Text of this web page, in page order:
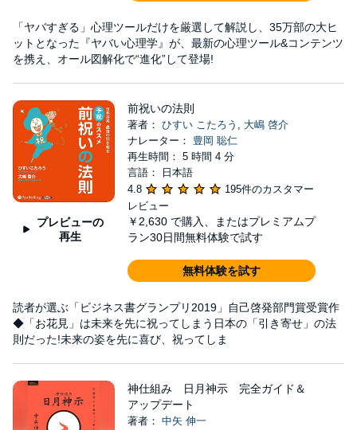
「ヤバすぎる」心理ツールだけを厳選して解説し、35万部の大ヒ
ットとなった『ヤバい心理学』が、最新の心理ツール&コンテンツ
を携え、オール図解化で“進化”して登場!
プレビューの
再生
前祝いの法則
著者： ひすい こたろう , 大嶋 啓介
ナレーター： 豊岡 聡仁
再生時間： 5 時間 4 分
言語： 日本語
4.8
195件のカスタマー
レビュー
￥2,630 で購入、またはプレミアムプ
ラン30日間無料体験で試す
無料体験を試す
読者が選ぶ「ビジネス書グランプリ2019」自己啓発部門賞受賞作
◆「お花見」は未来を先に祝ってしまう日本の「引き寄せ」の法
則だった!未来の姿を先に喜び、祝ってしま
神仕組み 日月神示 完全ガイド＆
アップデート
著者： 中矢 伸一